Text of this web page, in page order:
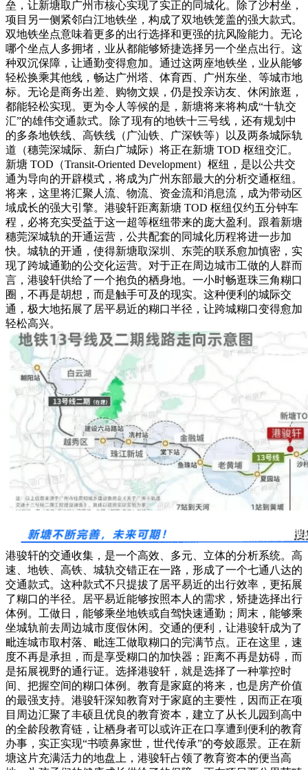
垒，让新塘取广州市核心实现了实正的同城化。除了沙村坐，
项目另一侧紧邻白江地铁坐，构成了双地铁笼盖的强大款式。
双地铁坐点意味着更多的出行选择和更强的抗风险能力。无论
哪个坐点人多拥堵，业从都能够矫捷选择另一个坐点出行。这
种双沉保障，让通勤变得愈加。通过这两座地铁坐，业从能够
轻松换乘其他线，畅达广州塔、体育西、广州东坐、等城市地
标。无论是商务出差、购物文娱，仍是投亲访友、休闲旅逛，
都能轻松实现。更为令人等候的是，新塘将来将构成“十轨交
汇”的雄伟交通款式。除了现有的地铁十三号线，还有规划中
的多条地铁线、高铁线（广汕铁、广深铁等）以及两条城际轨
道（穗莞深城际、新白广城际）将正在新塘 TOD 枢纽交汇。
新塘 TOD（Transit-Oriented Development）枢纽，是以公共交
通为导向的开辟模式，将成为广州东部最大的分析交通枢纽。
将来，这里将汇聚人流、物流、资金流和消息流，成为带动区
域成长的强大引擎。港骏轩距离新塘 TOD 枢纽仅约五分钟车
程，必将充实受益于这一超等枢纽带来的庞大盈利。跟着新塘
穗莞深城轨的开通运营，公共配套的同城化历程将进一步加
快。城轨的开通，使得新塘取深圳、东莞的联系愈加慎密，实
现了跨城通勤的公交化运营。对于正在周边城市工做的人群而
言，港骏轩供给了一个抱负的栖身地。一小时畅逛珠三角糊口
圈，不再是胡想，而是触手可及的现实。这种便利的城际交
通，极大地拓展了居平易近的糊口半径，让跨城糊口变得愈加
轻松高兴。
港骏轩的交通收集，是一个高效、多元、立体的分析系统。高
速、地铁、高铁、城轨交错正在一路，形成了一个七通八达的
交通款式。这种款式不只提拔了居平易近的出行效率，更拓展
了糊口的半径。居平易近能够按照本人的需求，矫捷选择出行
体例。工做日，能够乘坐地铁或自驾快速通勤；周末，能够乘
坐城轨前去周边城市度假休闲。交通的便利，让港骏轩成为了
毗连城市取村落、毗连工做取糊口的完满节点。正在这里，速
度不再是承担，而是享受糊口的加快器；距离不再是妨碍，而
是拓展视野的通行证。选择港骏轩，就是选择了一种掌控时
间、把握空间的糊口体例。教育是家庭的将来，也是房产价值
的最强支持。港骏轩深知教育对于家庭的主要性，因而正在项
目周边汇聚了丰硕且优良的教育资本，建立了从长儿园到高中
的全龄段教育链，让栖身者可以或许正在口享遭到便利的教育
办事，实正实现“书喷鼻家世，世代传承”的夸姣愿景。正在新
塘这片充满活力的地盘上，港骏轩占领了教育资本的便当高